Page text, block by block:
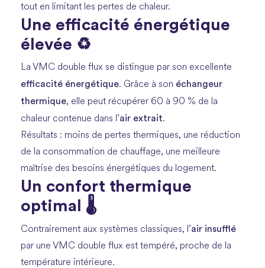
tout en limitant les pertes de chaleur.
Une efficacité énergétique
élevée ♻️
La VMC double flux se distingue par son excellente
efficacité énergétique. Grâce à son échangeur
thermique, elle peut récupérer 60 à 90 % de la
chaleur contenue dans l’air extrait.
Résultats : moins de pertes thermiques, une réduction
de la consommation de chauffage, une meilleure
maîtrise des besoins énergétiques du logement.
Un confort thermique
optimal 🌡️
Contrairement aux systèmes classiques, l’air insufflé
par une VMC double flux est tempéré, proche de la
température intérieure.